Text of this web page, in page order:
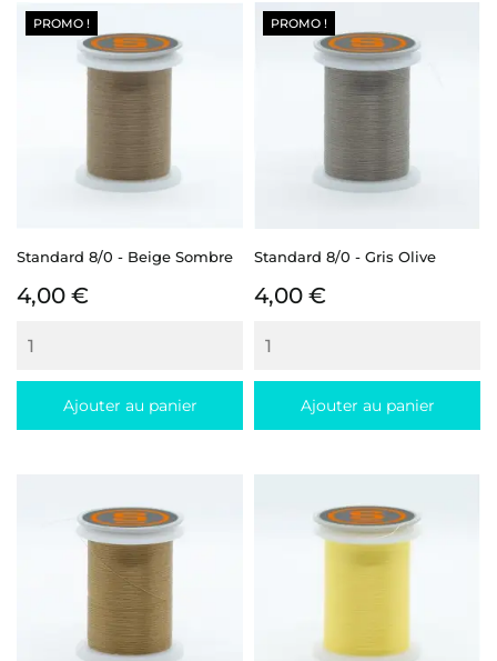
Standard 8/0 - Beige Sombre
Prix
4,00 €
Ajouter au panier
PROMO !
Standard 8/0 - Gris Olive
Prix
4,00 €
Ajouter au panier
PROMO !